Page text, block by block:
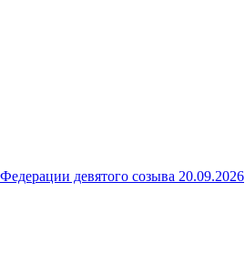
девятого созыва 20.09.2026